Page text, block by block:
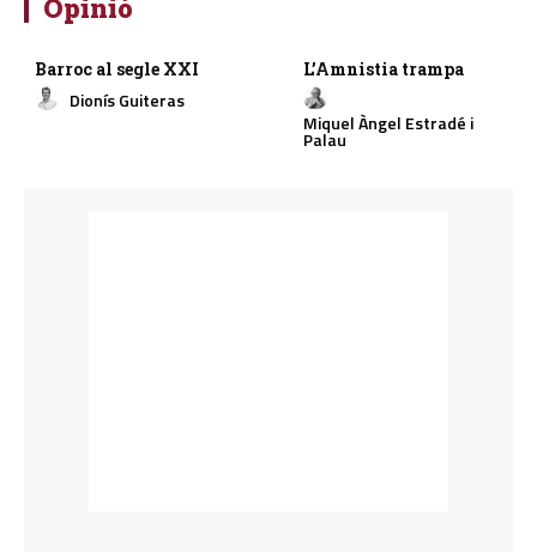
Opinió
Barroc al segle XXI
Dionís Guiteras
L’Amnistia trampa
Miquel Àngel Estradé i
Palau